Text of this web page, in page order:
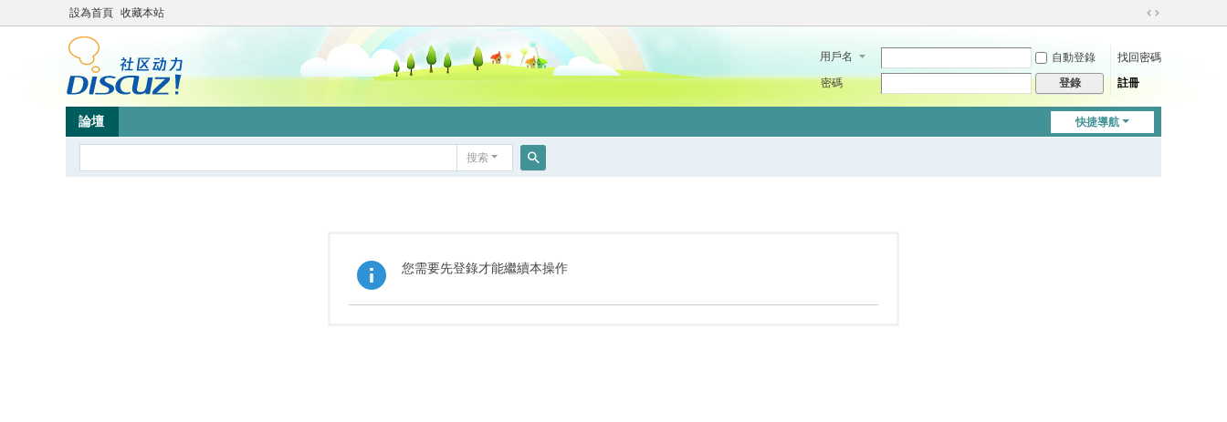
設為首頁 收藏本站
切
到
用戶名 自動登錄
找回密碼
密碼
登錄 註冊
快捷導航
論壇
搜索
您需要先登錄才能繼續本操作